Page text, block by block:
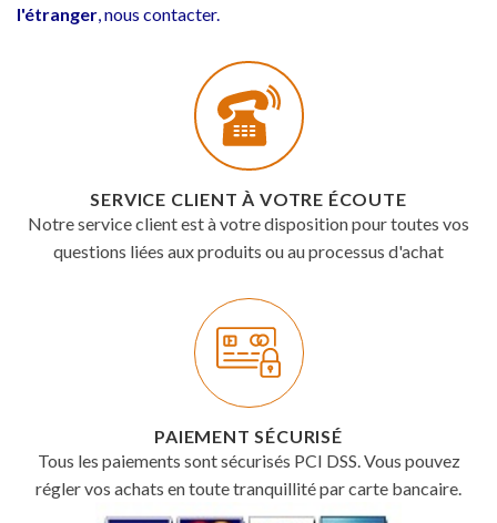
l'étranger , nous contacter.
SERVICE CLIENT À VOTRE ÉCOUTE
Notre service client est à votre disposition pour toutes vos
questions liées aux produits ou au processus d'achat
PAIEMENT SÉCURISÉ
Tous les paiements sont sécurisés PCI DSS. Vous pouvez
régler vos achats en toute tranquillité par carte bancaire.